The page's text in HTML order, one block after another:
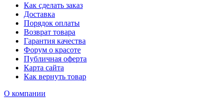
Как сделать заказ
Доставка
Порядок оплаты
Возврат товара
Гарантия качества
Форум о красоте
Публичная оферта
Карта сайта
Как вернуть товар
О компании